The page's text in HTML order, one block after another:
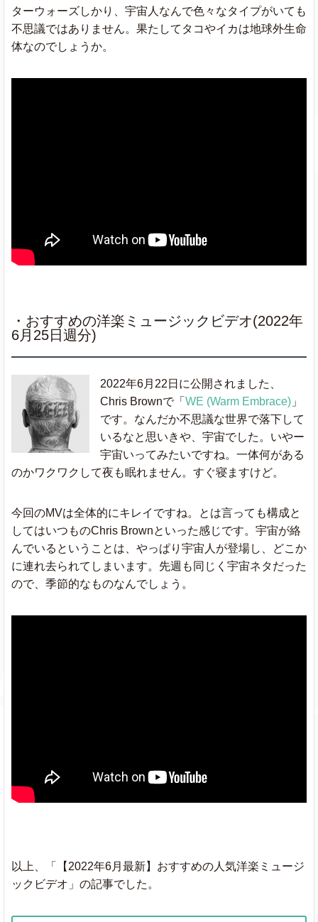
ターウォーズしかり、宇宙人なんで色々なタイプがいても
不思議ではありません。果たしてタコやイカは地球外生命
体なのでしょうか。
・おすすめの洋楽ミュージックビデオ(2022年
6月25日週分)
2022年6月22日に公開されました、
Chris Brownで「 WE (Warm Embrace) 」
です。なんだか不思議な世界で落下して
いるなと思いきや、宇宙でした。いやー
宇宙いってみたいですね。一体何がある
のかワクワクして夜も眠れません。すぐ寝ますけど。
今回のMVは全体的にキレイですね。とは言っても構成と
してはいつものChris Brownといった感じです。宇宙が絡
んでいるということは、やっぱり宇宙人が登場し、どこか
に連れ去られてしまいます。先週も同じく宇宙ネタだった
ので、季節的なものなんでしょう。
以上、「【2022年6月最新】おすすめの人気洋楽ミュージ
ックビデオ」の記事でした。